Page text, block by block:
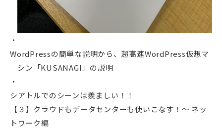
WordPressの簡単な説明から、超高速WordPress仮想マ
シン「KUSANAGI」の説明
シアトルでのシーンは羨ましい！！
【３】クラウドもデータセンターも使いこなす！～ ネッ
トワーク編